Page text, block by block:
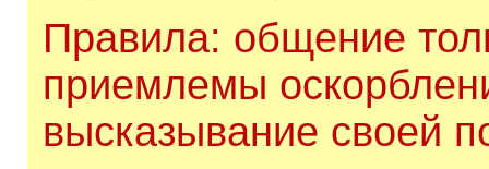
Правила: общение
приемлемы
высказывание своей